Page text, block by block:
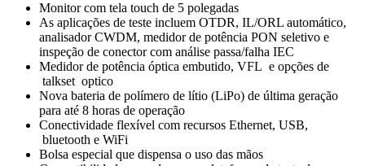
Monitor com tela touch de 5 polegadas
As aplicações de teste incluem OTDR, IL/ORL automático,
analisador CWDM, medidor de potência PON seletivo e
inspeção de conector com análise passa/falha IEC
Medidor de potência óptica embutido, VFL e opções de
talkset optico
Nova bateria de polímero de lítio (LiPo) de última geração
para até 8 horas de operação
Conectividade flexível com recursos Ethernet, USB,
bluetooth e WiFi
Bolsa especial que dispensa o uso das mãos